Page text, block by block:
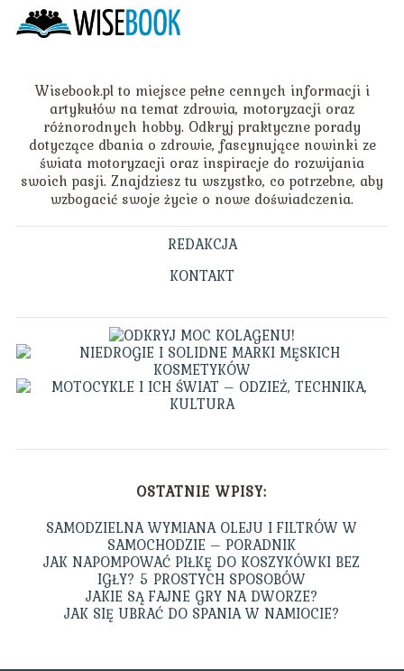
Wisebook.pl to miejsce pełne cennych informacji i
artykułów na temat zdrowia, motoryzacji oraz
różnorodnych hobby. Odkryj praktyczne porady
dotyczące dbania o zdrowie, fascynujące nowinki ze
świata motoryzacji oraz inspiracje do rozwijania
swoich pasji. Znajdziesz tu wszystko, co potrzebne, aby
wzbogacić swoje życie o nowe doświadczenia.
REDAKCJA
KONTAKT
OSTATNIE WPISY:
SAMODZIELNA WYMIANA OLEJU I FILTRÓW W
SAMOCHODZIE – PORADNIK
JAK NAPOMPOWAĆ PIŁKĘ DO KOSZYKÓWKI BEZ
IGŁY? 5 PROSTYCH SPOSOBÓW
JAKIE SĄ FAJNE GRY NA DWORZE?
JAK SIĘ UBRAĆ DO SPANIA W NAMIOCIE?